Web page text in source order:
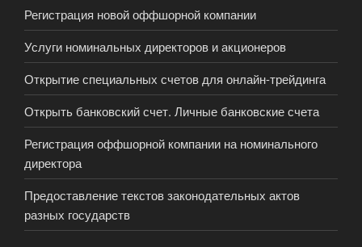
Регистрация новой оффшорной компании
Услуги номинальных директоров и акционеров
Открытие специальных счетов для онлайн-трейдинга
Открыть банковский счет. Личные банковские счета
Регистрация оффшорной компании на номинального
директора
Предоставление текстов законодательных актов
разных государств